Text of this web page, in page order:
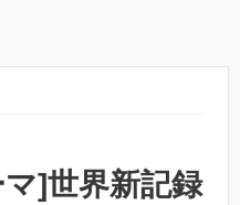
]世界新記録